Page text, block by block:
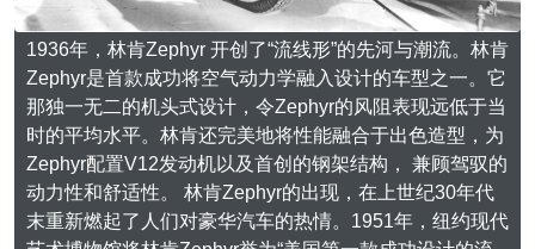
1936年，林肯Zephyr 开创了“流线形”的先河与潮流。林肯
Zephyr是首款成功将空气动力学融入设计的车型之一。它
那独一无二的机头式设计，令Zephyr的风阻表现远低于当
时的平均水平。林肯还完美地将性能融合于出色造型，为
Zephyr配置V12发动机以及首创的钢架结构， 兼顾驾驭的
动力性和舒适性。 林肯Zephyr的出现，在上世纪30年代
末重新燃起了人们对豪华汽车的热情。1951年，纽约现代